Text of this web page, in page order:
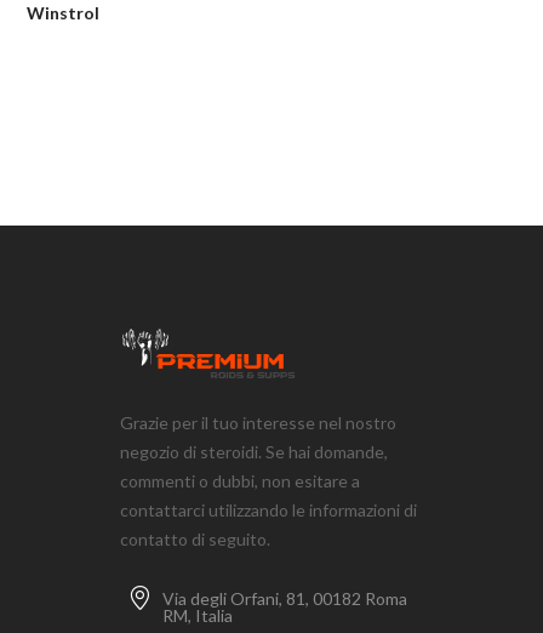
Winstrol
Grazie per il tuo interesse nel nostro
negozio di steroidi. Se hai domande,
commenti o dubbi, non esitare a
contattarci utilizzando le informazioni di
contatto di seguito.
Via degli Orfani, 81, 00182 Roma
RM, Italia